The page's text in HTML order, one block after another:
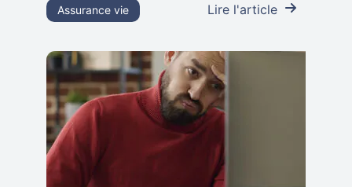
Lire l'article
Assurance vie